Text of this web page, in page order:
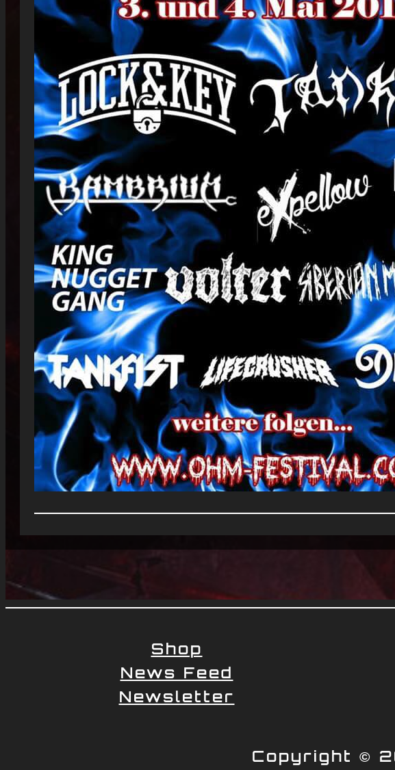
Shop
News Feed
Newsletter
Copyright ©